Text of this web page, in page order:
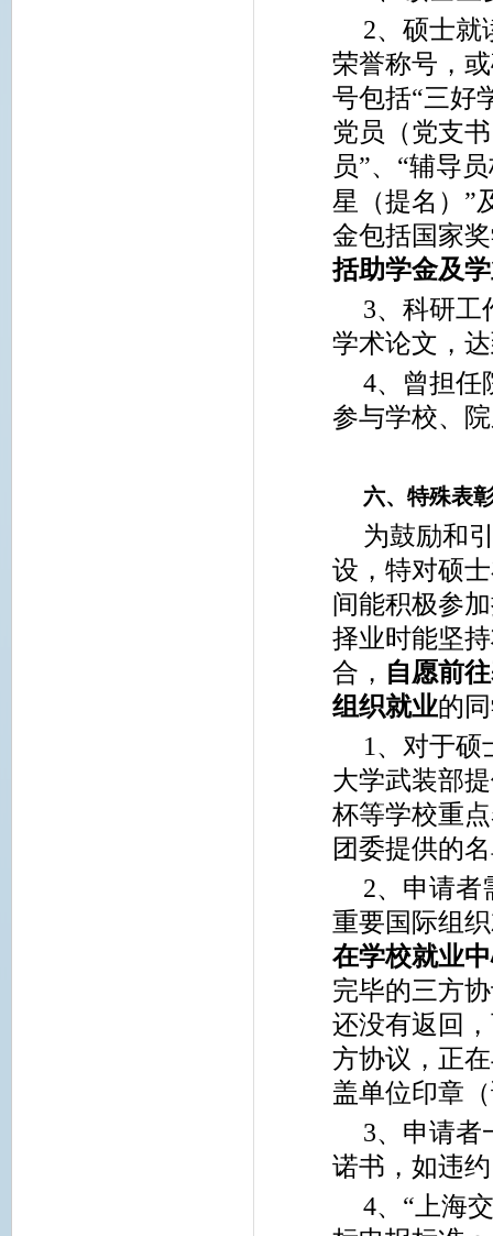
2、硕士就
荣誉称号，
号包括“三好
党员（党支
员”、“辅导
星（提名）”
金包括国家
括助学金及
3、科研工
学术论文，
4、曾担任
参与学校、
六、特殊表
为鼓励和
设，特对硕
间能积极参
择业时能坚
合， 自愿前
组织就业的
1 、对于硕
大学武装部
杯等学校重
团委提供的
2、申请者
重要国际组
在学校就业
完毕的三方
还没有返回
方协议，正
盖单位印章
3、申请者
诺书，如违
4、“上海